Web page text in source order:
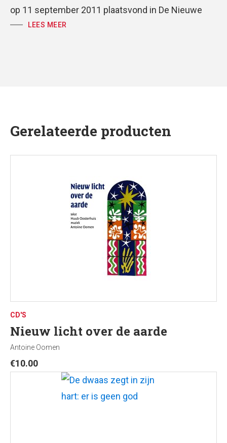
op 11 september 2011 plaatsvond in De Nieuwe
Liefde: 25 door Antoine Oomen uitgekozen liederen
Nederlands zich prima in muziek laat vangen. Hij
bezorgt je het juichende gevoel: wat zingt
Nederlands toch heerlijk.’
LEES MEER
Gerelateerde producten
CD'S
Nieuw licht over de aarde
Antoine Oomen
€10.00